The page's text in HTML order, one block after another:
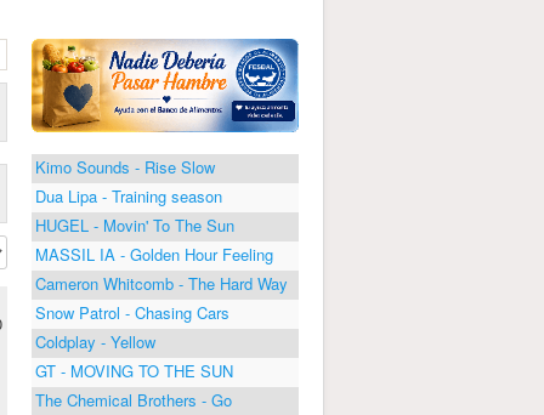
Kimo Sounds - Rise Slow
Dua Lipa - Training season
HUGEL - Movin' To The Sun
MASSIL IA - Golden Hour Feeling
Cameron Whitcomb - The Hard Way
Snow Patrol - Chasing Cars
Coldplay - Yellow
GT - MOVING TO THE SUN
The Chemical Brothers - Go